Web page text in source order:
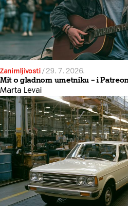
Zanimljivosti /29. 7. 2026.
Mit o gladnom umetniku – i
Marta Levai